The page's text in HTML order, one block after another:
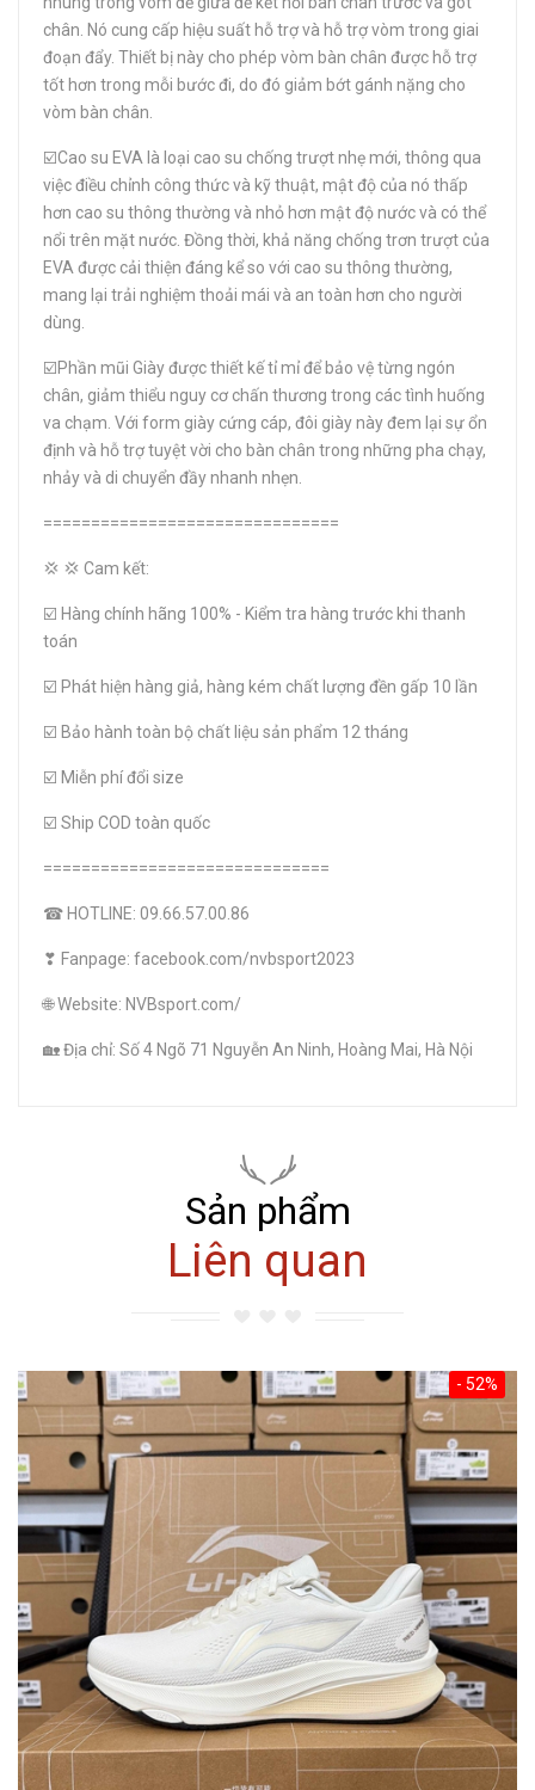
chân. Nó cung cấp hiệu suất hỗ trợ và hỗ trợ vòm trong giai
đoạn đẩy. Thiết bị này cho phép vòm bàn chân được hỗ trợ
tốt hơn trong mỗi bước đi, do đó giảm bớt gánh nặng cho
vòm bàn chân.
☑️Cao su EVA là loại cao su chống trượt nhẹ mới, thông qua
việc điều chỉnh công thức và kỹ thuật, mật độ của nó thấp
hơn cao su thông thường và nhỏ hơn mật độ nước và có thể
nổi trên mặt nước. Đồng thời, khả năng chống trơn trượt của
EVA được cải thiện đáng kể so với cao su thông thường,
mang lại trải nghiệm thoải mái và an toàn hơn cho người
dùng.
☑️Phần mũi Giày được thiết kế tỉ mỉ để bảo vệ từng ngón
chân, giảm thiểu nguy cơ chấn thương trong các tình huống
va chạm. Với form giày cứng cáp, đôi giày này đem lại sự ổn
định và hỗ trợ tuyệt vời cho bàn chân trong những pha chạy,
nhảy và di chuyển đầy nhanh nhẹn.
===============================
💢 💢 Cam kết:
☑️ Hàng chính hãng 100% - Kiểm tra hàng trước khi thanh
toán
☑️ Phát hiện hàng giả, hàng kém chất lượng đền gấp 10 lần
☑️ Bảo hành toàn bộ chất liệu sản phẩm 12 tháng
☑️ Miễn phí đổi size
☑️ Ship COD toàn quốc
==============================
☎ HOTLINE: 09.66.57.00.86
❣ Fanpage: facebook.com/nvbsport2023
🌐 Website: NVBsport.com/
🏡 Địa chỉ: Số 4 Ngõ 71 Nguyễn An Ninh, Hoàng Mai, Hà Nội
Sản phẩm
Liên quan
- 52%